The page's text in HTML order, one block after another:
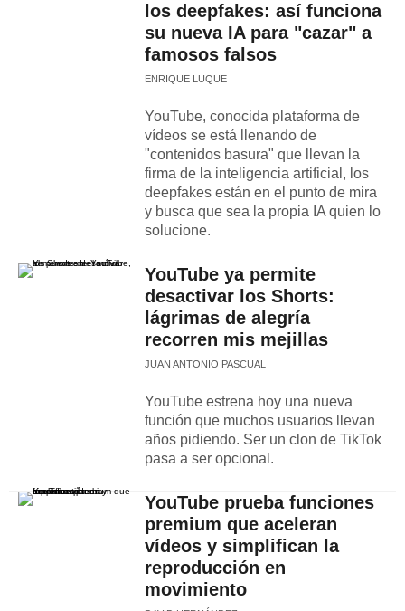
los deepfakes: así funciona
su nueva IA para "cazar" a
famosos falsos
ENRIQUE LUQUE
YouTube, conocida plataforma de
vídeos se está llenando de
"contenidos basura" que llevan la
firma de la inteligencia artificial, los
deepfakes están en el punto de mira
y busca que sea la propia IA quien lo
solucione.
YouTube ya permite
desactivar los Shorts:
lágrimas de alegría
recorren mis mejillas
JUAN ANTONIO PASCUAL
YouTube estrena hoy una nueva
función que muchos usuarios llevan
años pidiendo. Ser un clon de TikTok
pasa a ser opcional.
YouTube prueba funciones
premium que aceleran
vídeos y simplifican la
reproducción en
movimiento